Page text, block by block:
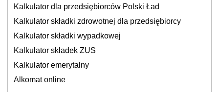
Kalkulator dla przedsiębiorców Polski Ład
Kalkulator składki zdrowotnej dla przedsiębiorcy
Kalkulator składki wypadkowej
Kalkulator składek ZUS
Kalkulator emerytalny
Alkomat online